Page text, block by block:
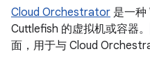
Cloud Orchestrator 是一种
Cuttlefish 的虚拟机或容器。
面，用于与 Cloud